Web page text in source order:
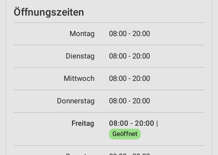
Öffnungszeiten
Montag 08:00 - 20:00
Dienstag 08:00 - 20:00
Mittwoch 08:00 - 20:00
Donnerstag 08:00 - 20:00
Freitag 08:00 - 20:00 |
Geöffnet